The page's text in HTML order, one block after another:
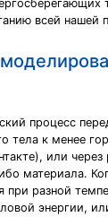
всей нашей
процесс
тела к менее
или
материала.
при разной
энергии,